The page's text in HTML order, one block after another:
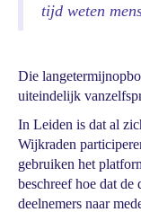
tijd weten
Die
uiteindelijk
In Leiden is dat al
Wijkraden
gebruiken het
beschreef hoe dat
deelnemers naar